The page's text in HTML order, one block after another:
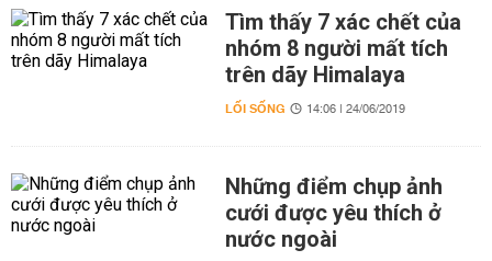
Tìm thấy 7 xác chết của
nhóm 8 người mất tích
trên dãy Himalaya
LỐI SỐNG 14:06 | 24/06/2019
Những điểm chụp ảnh
cưới được yêu thích ở
nước ngoài